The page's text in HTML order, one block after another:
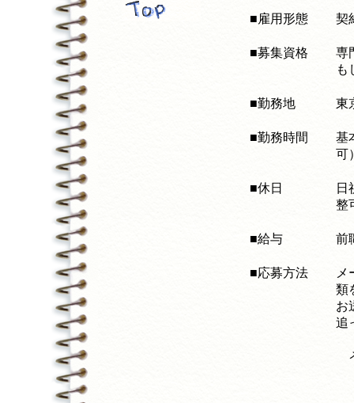
■雇用形態 契
■募集資格
専
も
■勤務地 東
■勤務時間
基
可
■休日
日
整
■給与 前
■応募方法
メ
類
お
追